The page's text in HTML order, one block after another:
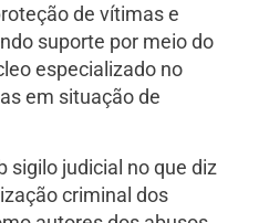
de vítimas e
suporte por meio do
especializado no
em situação de
sigilo judicial no que diz
criminal dos